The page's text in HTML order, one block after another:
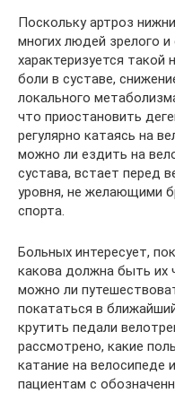
Поскольку артроз
многих людей зрелого
характеризуется такой
боли в суставе,
локального
что приостановить
регулярно катаясь на
можно ли ездить на
сустава, встает перед
уровня, не желающими
спорта.
Больных интересует,
какова должна быть их
можно ли
покататься в
крутить педали
рассмотрено, какие
катание на велосипеде
пациентам с